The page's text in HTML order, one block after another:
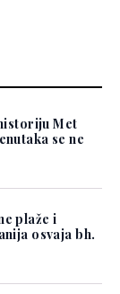
Met
se ne
plaže i
osvaja bh.